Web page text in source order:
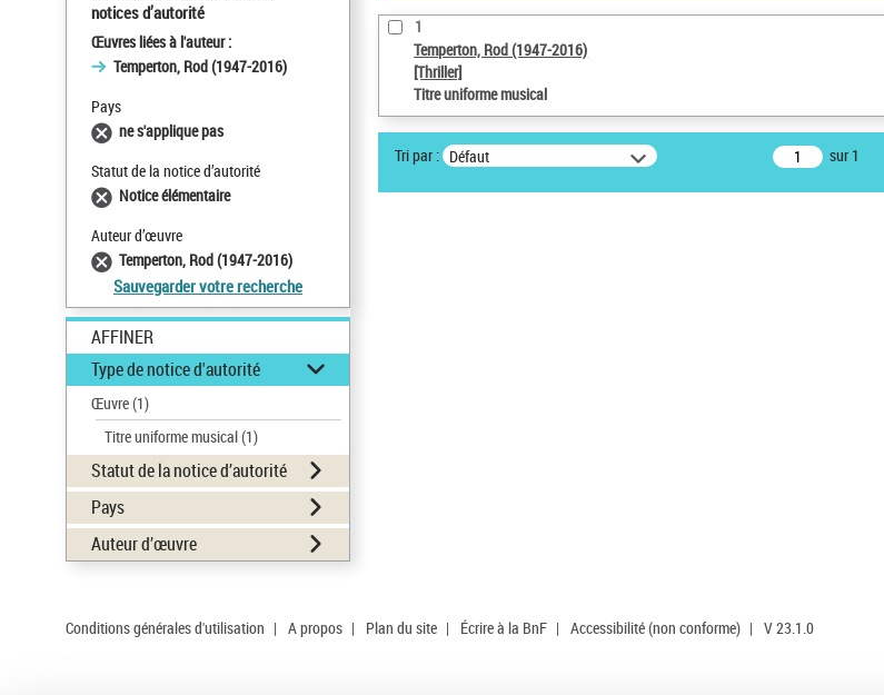
notices d’autorité
Œuvres liées à l'auteur :
Temperton, Rod (1947-2016)
Pays
ne s'applique pas
Statut de la notice d’autorité
Notice élémentaire
Auteur d’œuvre
Temperton, Rod (1947-2016)
Sauvegarder votre recherche
AFFINER
Type de notice d'autorité
Œuvre(1)
Titre uniforme musical(1)
Statut de la notice d’autorité
Pays
Auteur d’œuvre
1
Temperton, Rod (1947-2016)
[Thriller]
Titre uniforme musical
Tri par : Défaut sur 1
Conditions générales d'utilisation | A propos | Plan du site | Écrire à la BnF | Accessibilité (non conforme) | V 23.1.0